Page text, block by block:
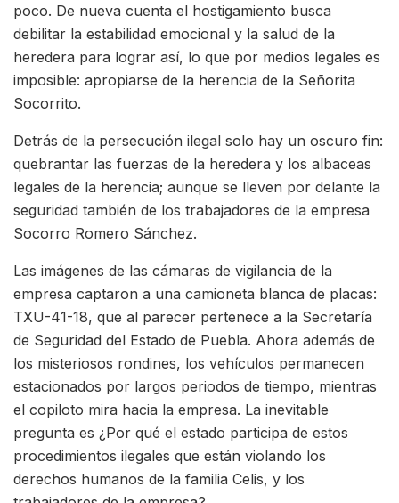
poco. De nueva cuenta el hostigamiento busca
debilitar la estabilidad emocional y la salud de la
heredera para lograr así, lo que por medios legales es
imposible: apropiarse de la herencia de la Señorita
Socorrito.
Detrás de la persecución ilegal solo hay un oscuro fin:
quebrantar las fuerzas de la heredera y los albaceas
legales de la herencia; aunque se lleven por delante la
seguridad también de los trabajadores de la empresa
Socorro Romero Sánchez.
Las imágenes de las cámaras de vigilancia de la
empresa captaron a una camioneta blanca de placas:
TXU-41-18, que al parecer pertenece a la Secretaría
de Seguridad del Estado de Puebla. Ahora además de
los misteriosos rondines, los vehículos permanecen
estacionados por largos periodos de tiempo, mientras
el copiloto mira hacia la empresa. La inevitable
pregunta es ¿Por qué el estado participa de estos
procedimientos ilegales que están violando los
derechos humanos de la familia Celis, y los